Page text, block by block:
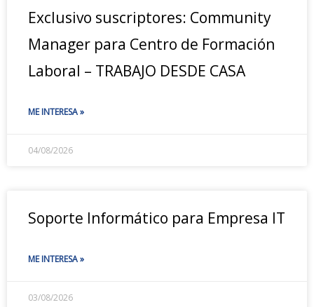
Exclusivo suscriptores: Community
Manager para Centro de Formación
Laboral – TRABAJO DESDE CASA
ME INTERESA »
04/08/2026
Soporte Informático para Empresa IT
ME INTERESA »
03/08/2026